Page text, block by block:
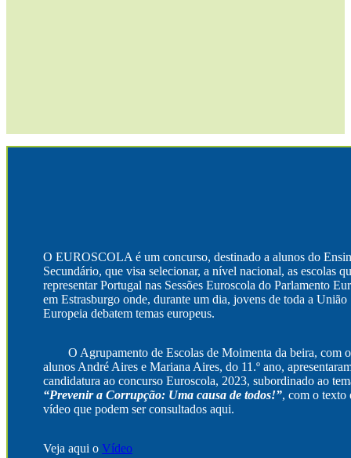
O EUROSCOLA é um concurso, destinado a alunos do
Secundário, que visa selecionar, a nível nacional, as escolas
representar Portugal nas Sessões Euroscola do Parlamento
em Estrasburgo onde, durante um dia, jovens de toda a União
Europeia debatem temas europeus.
O Agrupamento de Escolas de Moimenta da beira, com
alunos André Aires e Mariana Aires, do 11.º ano,
candidatura ao concurso Euroscola, 2023, subordinado ao
“Prevenir a Corrupção: Uma causa de todos!”, com o texto
vídeo que podem ser consultados aqui.
Veja aqui o Vídeo